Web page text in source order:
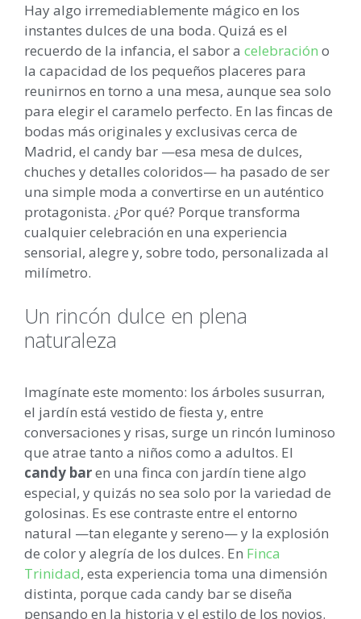
Hay algo irremediablemente mágico en los
instantes dulces de una boda. Quizá es el
recuerdo de la infancia, el sabor a celebración o
la capacidad de los pequeños placeres para
reunirnos en torno a una mesa, aunque sea solo
para elegir el caramelo perfecto. En las fincas de
bodas más originales y exclusivas cerca de
Madrid, el candy bar —esa mesa de dulces,
chuches y detalles coloridos— ha pasado de ser
una simple moda a convertirse en un auténtico
protagonista. ¿Por qué? Porque transforma
cualquier celebración en una experiencia
sensorial, alegre y, sobre todo, personalizada al
milímetro.
Un rincón dulce en plena
naturaleza
Imagínate este momento: los árboles susurran,
el jardín está vestido de fiesta y, entre
conversaciones y risas, surge un rincón luminoso
que atrae tanto a niños como a adultos. El
candy baren una finca con jardín tiene algo
especial, y quizás no sea solo por la variedad de
golosinas. Es ese contraste entre el entorno
natural —tan elegante y sereno— y la explosión
de color y alegría de los dulces. En Finca
Trinidad, esta experiencia toma una dimensión
distinta, porque cada candy bar se diseña
pensando en la historia y el estilo de los novios.